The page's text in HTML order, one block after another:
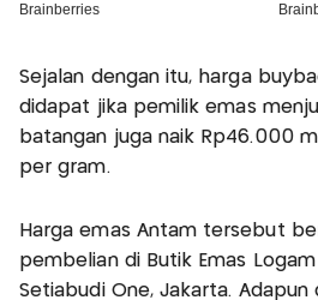
Sejalan dengan itu, harga
didapat jika pemilik emas
batangan juga naik Rp46.000
per gram.
Harga emas Antam tersebut
pembelian di Butik Emas Logam
Setiabudi One, Jakarta. Adapun